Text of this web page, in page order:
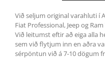
Við seljum original varahluti í
Fiat Professional, Jeep og
Við leitumst eftir að eiga alla
sem við flytjum inn en aðra
sérpöntun við á 7-10 dögum